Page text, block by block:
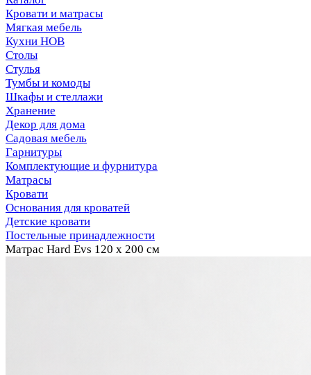
Кровати и матрасы
Мягкая мебель
Кухни НОВ
Столы
Стулья
Тумбы и комоды
Шкафы и стеллажи
Хранение
Декор для дома
Садовая мебель
Гарнитуры
Комплектующие и фурнитура
Матрасы
Кровати
Основания для кроватей
Детские кровати
Постельные принадлежности
Матрас Hard Evs 120 х 200 см